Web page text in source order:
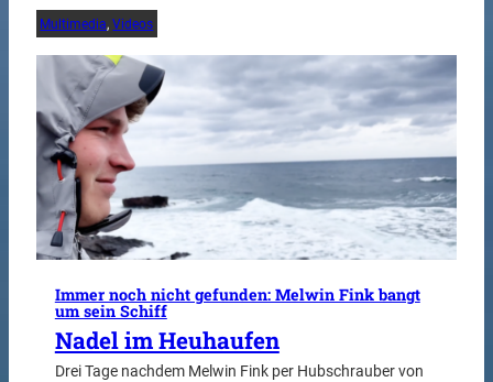
Multimedia, Videos
Immer noch nicht gefunden: Melwin Fink bangt
um sein Schiff
Nadel im Heuhaufen
Drei Tage nachdem Melwin Fink per Hubschrauber von